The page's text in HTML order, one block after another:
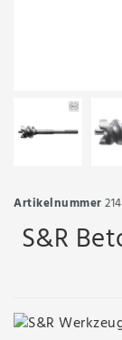
Artikelnummer
S&R